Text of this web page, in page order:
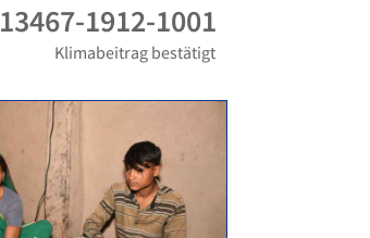
13467-1912-1001
Klimabeitrag bestätigt